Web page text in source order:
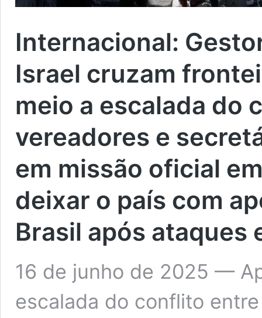
Internacional:
Israel cruzam
meio a escalada do
vereadores e
em missão oficial
deixar o país com
Brasil após ataques
16 de junho de 2025 —
escalada do conflito